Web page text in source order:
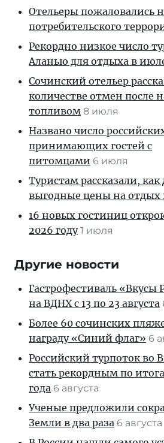
Отельеры пожаловались
потребительского
Рекордно низкое число
Аланью для отдыха в
Сочинский отельер
количестве отмен после
топливом 8 июля
Названо число
принимающих гостей с
питомцами 6 июля
Туристам рассказали, как
выгодные цены на отдых
16 новых гостиниц
2026 году 1 июля
Другие новости
Гастрофестиваль «Вкусы
на ВДНХ с 13 по 23 августа
Более 60 сочинских
награду «Синий флаг» 6
Российский турпоток во
стать рекордным по
года 6 августа
Ученые предложили
Земли в два раза 6 августа